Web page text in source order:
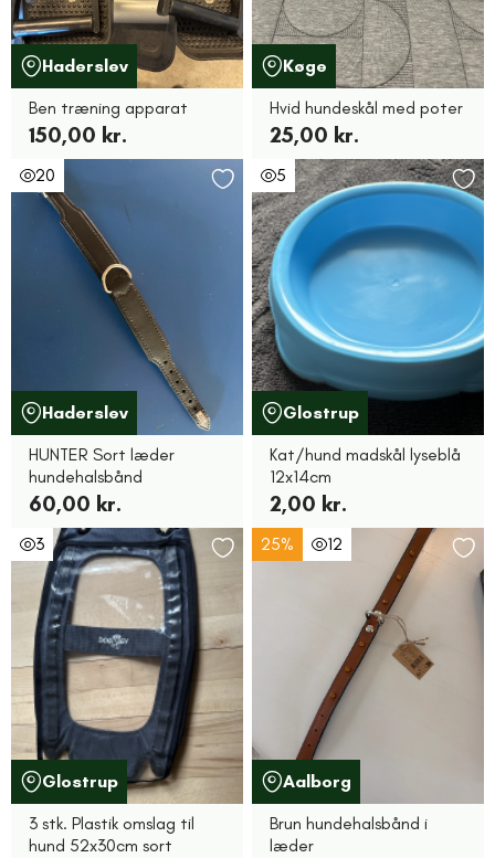
Haderslev
Ben træning apparat
150,00 kr.
Køge
Hvid hundeskål med poter
25,00 kr.
20
Haderslev
HUNTER Sort læder
hundehalsbånd
60,00 kr.
5
Glostrup
Kat/hund madskål lyseblå
12x14cm
2,00 kr.
3
Glostrup
3 stk. Plastik omslag til
hund 52x30cm sort
25% 12
Aalborg
Brun hundehalsbånd i
læder